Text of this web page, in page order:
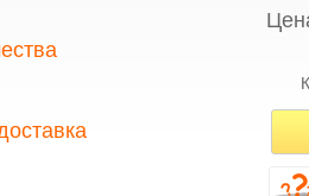
предоставляем 100%-
и обслуживания. У
продукцию с честной
представителями